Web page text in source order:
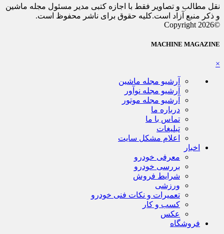
نقل مطالب و تصاویر فقط با اجازه کتبی مدیر مسئول مجله ماشین
و ذکر منبع آزاد است.کلیه حقوق برای ناشر محفوظ است.
©Copyright 2026
MACHINE MAGAZINE
×
آرشیو مجله ماشین
آرشیو مجله نوآور
آرشیو مجله موتور
درباره ما
تماس با ما
تبلیغات
اعلام مشکل سایت
اخبار
معرفی خودرو
بررسی خودرو
شرایط فروش
ورزشی
تعمیرات و نکات فنی خودرو
کسب و کار
عکس
فروشگاه